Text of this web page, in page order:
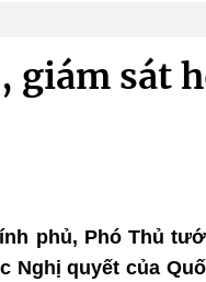
giám sát
phủ, Phó Thủ
Nghị quyết của